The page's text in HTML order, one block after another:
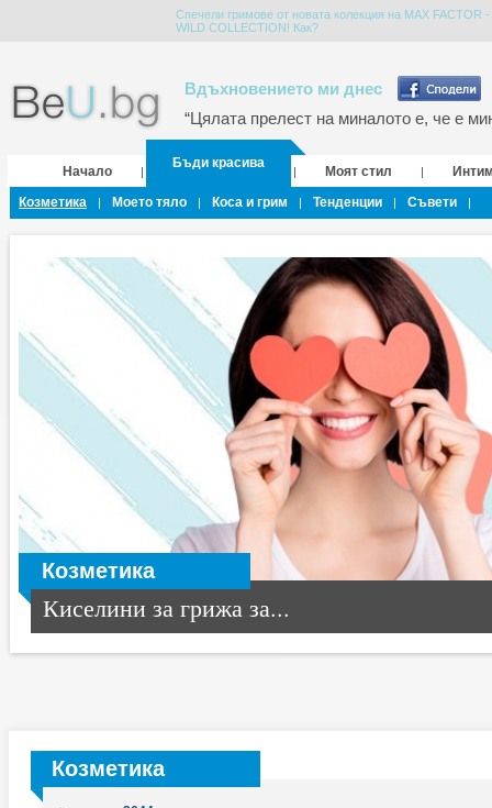
Спечели гримове от новата колекция на MAX FACTOR -
WILD COLLECTION! Как?
Вдъхновението ми днес
“Цялата прелест на миналото е, че е
Начало |
Бъди красива
| Моят стил |
Козметика
| Моето тяло | Коса и грим | Тенденции | Съвети |
Козметика
Киселини за грижа за...
Козметика